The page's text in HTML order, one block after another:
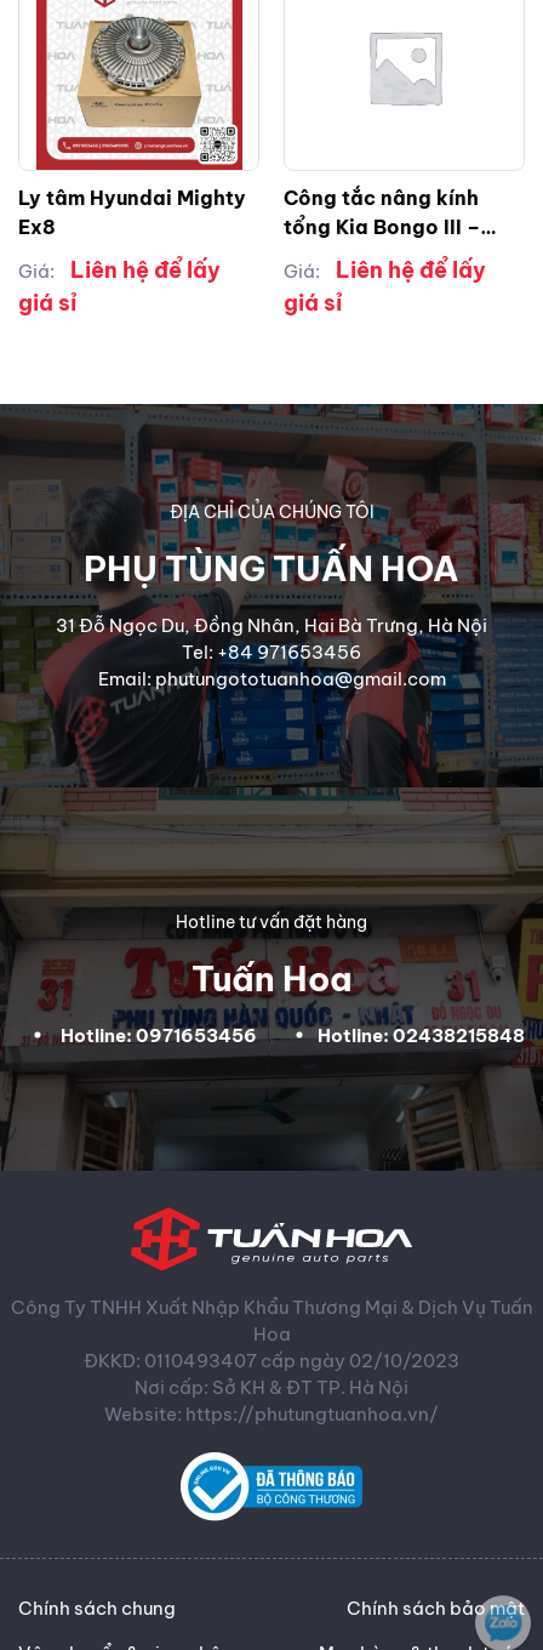
Ly tâm Hyundai Mighty
Ex8
Giá:
Liên hệ để lấy
giá sỉ
Công tắc nâng kính
tổng Kia Bongo III –
K250 – K200 RH ( phải )
Giá:
Liên hệ để lấy
giá sỉ
ĐỊA CHỈ CỦA CHÚNG TÔI
PHỤ TÙNG TUẤN HOA
31 Đỗ Ngọc Du, Đồng Nhân, Hai Bà Trưng, Hà Nội
Tel: +84 971653456
Email: phutungototuanhoa@gmail.com
Hotline tư vấn đặt hàng
Tuấn Hoa
Hotline: 0971653456 Hotline: 02438215848
Công Ty TNHH Xuất Nhập Khẩu Thương Mại & Dịch Vụ Tuấn
Hoa
ĐKKD: 0110493407 cấp ngày 02/10/2023
Nơi cấp: Sở KH & ĐT TP. Hà Nội
Website: https://phutungtuanhoa.vn/
Chính sách chung
Chính sách bảo mật